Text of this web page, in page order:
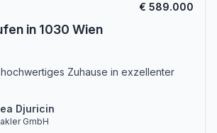
€ 589.000
in 1030 Wien
Zuhause in exzellenter
Djuricin
GmbH